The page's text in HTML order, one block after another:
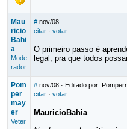
Mau
ricio
Bahi
a
Mode
rador
# nov/08
citar· votar
O primeiro passo é
legal, pra que todos
Pom
per
may
er
Veter
# nov/08· Editado por:
citar· votar
MauricioBahia